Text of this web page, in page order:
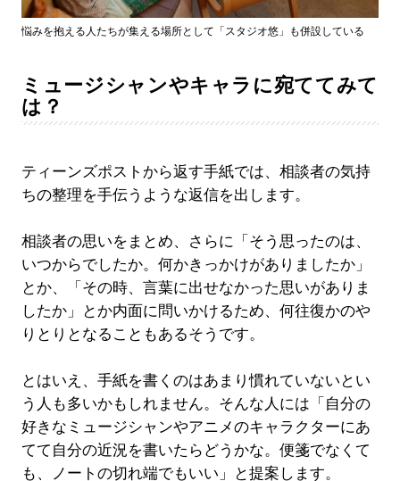
悩みを抱える人たちが集える場所として「スタジオ悠」も併設している
ミュージシャンやキャラに宛ててみて
は？
ティーンズポストから返す手紙では、相談者の気持
ちの整理を手伝うような返信を出します。
相談者の思いをまとめ、さらに「そう思ったのは、
いつからでしたか。何かきっかけがありましたか」
とか、「その時、言葉に出せなかった思いがありま
したか」とか内面に問いかけるため、何往復かのや
りとりとなることもあるそうです。
とはいえ、手紙を書くのはあまり慣れていないとい
う人も多いかもしれません。そんな人には「自分の
好きなミュージシャンやアニメのキャラクターにあ
てて自分の近況を書いたらどうかな。便箋でなくて
も、ノートの切れ端でもいい」と提案します。